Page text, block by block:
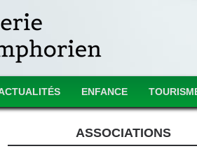
ENFANCE
ASSOCIATIONS